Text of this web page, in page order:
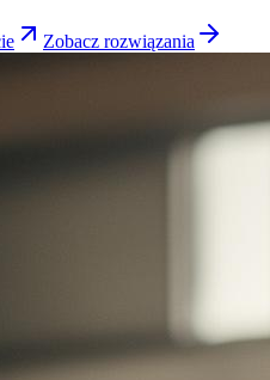
Zobacz rozwiązania